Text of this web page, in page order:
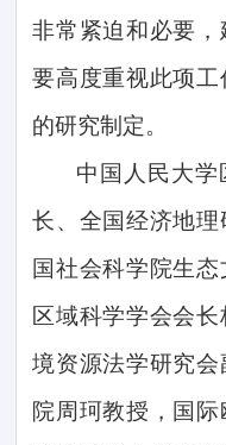
非常紧迫和必要
要高度重视此项
的研究制定。
中国人民大学
长、全国经济地
国社会科学院生
区域科学学会会
境资源法学研究
院周珂教授，国